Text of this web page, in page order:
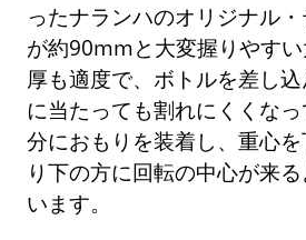
ったナランハのオリジナル
が約90mmと大変握りやす
厚も適度で、ボトルを差し
に当たっても割れにくくな
分におもりを装着し、重心
り下の方に回転の中心が来
います。